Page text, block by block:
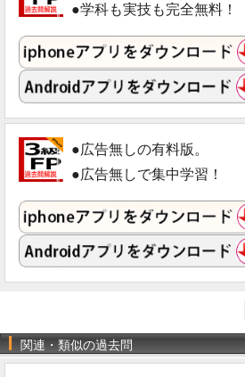
●学科も実技も完全無料！
●広告無しの有料版。
●広告無しで集中学習！
関連・類似の過去問